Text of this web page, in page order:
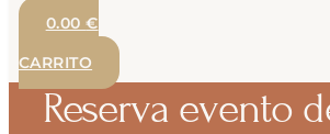
0.00€
CARRITO
Reserva evento